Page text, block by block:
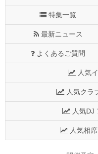
特集一覧
最新ニュース
よくあるご質問
人気
人気クラ
人気DJ
人気相